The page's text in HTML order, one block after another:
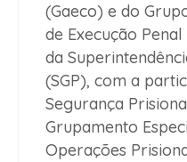
(Gaeco) e do
de Execução
da
(SGP), com a
Segurança
Grupamento
Operações